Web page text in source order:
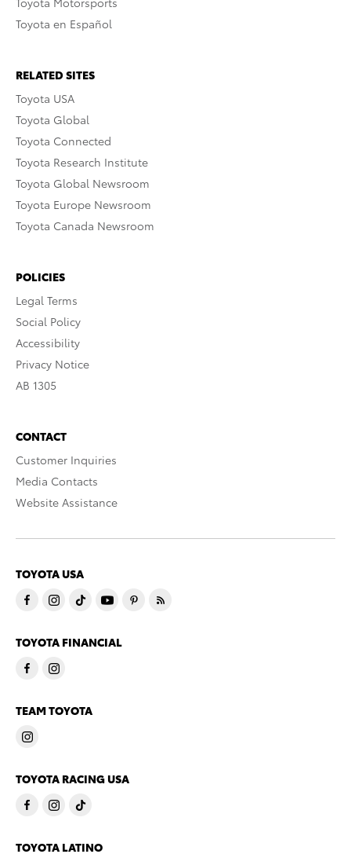
Toyota en Español
RELATED SITES
Toyota USA
Toyota Global
Toyota Connected
Toyota Research Institute
Toyota Global Newsroom
Toyota Europe Newsroom
Toyota Canada Newsroom
POLICIES
Legal Terms
Social Policy
Accessibility
Privacy Notice
AB 1305
CONTACT
Customer Inquiries
Media Contacts
Website Assistance
TOYOTA USA
TOYOTA FINANCIAL
TEAM TOYOTA
TOYOTA RACING USA
TOYOTA LATINO